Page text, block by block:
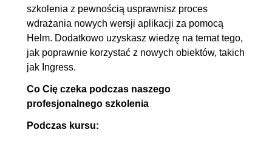
szkolenia z pewnością usprawnisz proces
wdrażania nowych wersji aplikacji za pomocą
Helm. Dodatkowo uzyskasz wiedzę na temat tego,
jak poprawnie korzystać z nowych obiektów, takich
jak Ingress.
Co Cię czeka podczas naszego
profesjonalnego szkolenia
Podczas kursu: